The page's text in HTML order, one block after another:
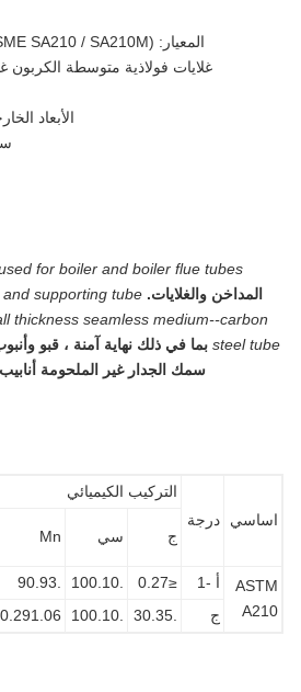
المعيار: ASTM A210 / A210M (ASME SA210 / SA210M)
غلايات فولاذية متوسطة الكربون غير
الأبعاد الخارجية: 12.7 ملم - 114.3 ملم
سمك
It is used for boiler and boiler flue tubes.
المداخن والغلايات. and supporting tube
wall thickness seamless medium--
steel بما في ذلك نهاية آمنة ، قبو وأنبوب
سمك الجدار غير الملحومة أنابيب
درجة
التركيب الكيميائي
أ -1 ≤0.27
.100.10
.90.93
.00.035
ج
.30.35
.100.10
0.291.06
.00.035